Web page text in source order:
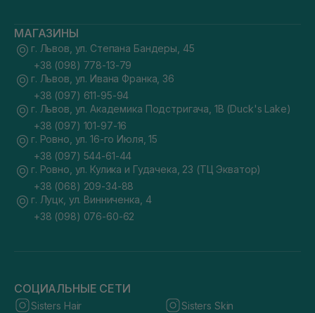
МАГАЗИНЫ
г. Львов, ул. Степана Бандеры, 45
+38 (098) 778-13-79
г. Львов, ул. Ивана Франка, 36
+38 (097) 611-95-94
г. Львов, ул. Академика Подстригача, 1В (Duck's Lake)
+38 (097) 101-97-16
г. Ровно, ул. 16-го Июля, 15
+38 (097) 544-61-44
г. Ровно, ул. Кулика и Гудачека, 23 (ТЦ Экватор)
+38 (068) 209-34-88
г. Луцк, ул. Винниченка, 4
+38 (098) 076-60-62
СОЦИАЛЬНЫЕ СЕТИ
Sisters Hair Sisters Skin